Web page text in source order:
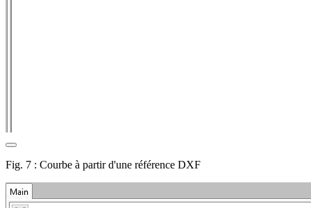
Fig. 7 : Courbe à partir d'une référence DXF